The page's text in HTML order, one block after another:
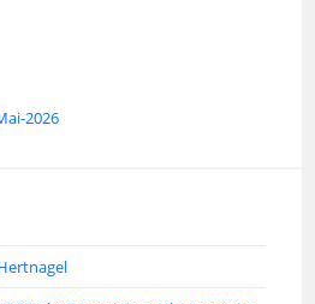
2026